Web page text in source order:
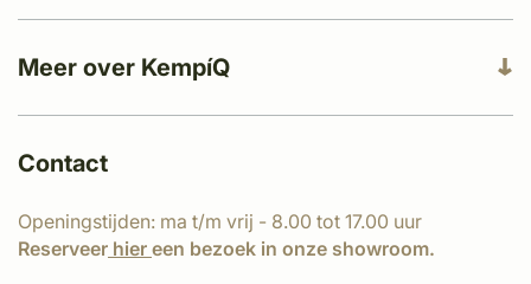
Meer over KempíQ
Contact
Openingstijden: ma t/m vrij - 8.00 tot 17.00 uur
Reserveer hier een bezoek in onze showroom.